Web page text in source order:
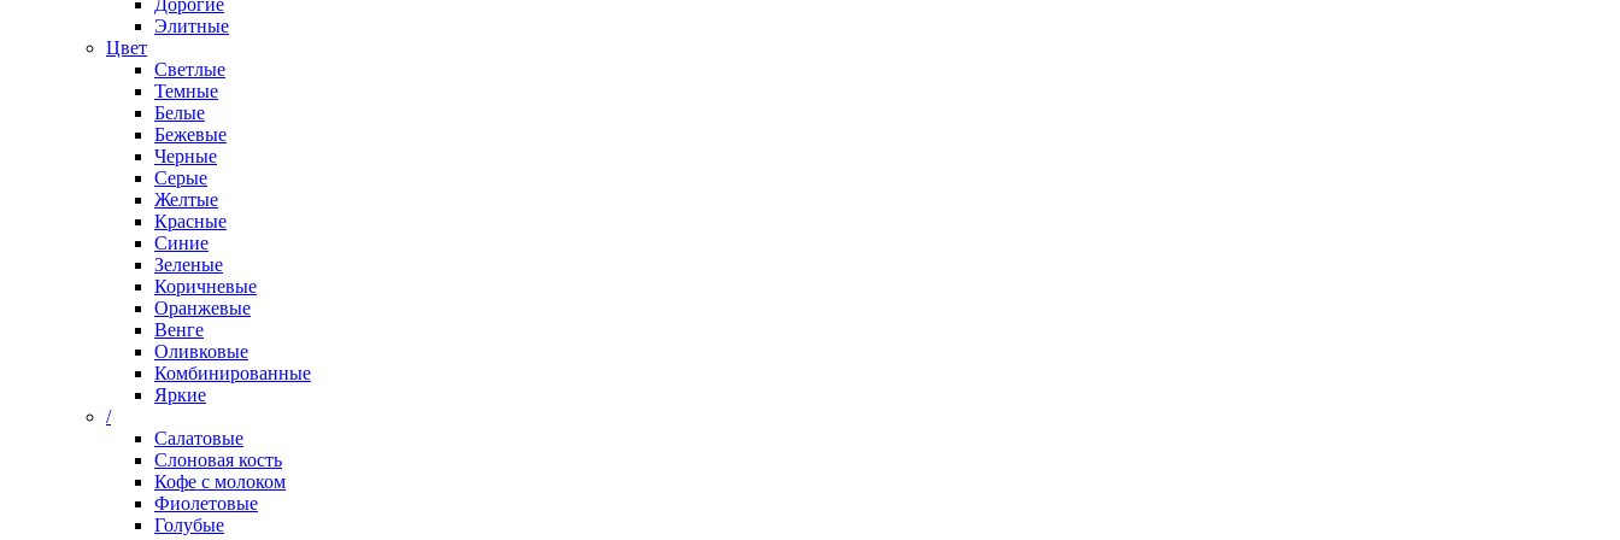
Дорогие
Элитные
Цвет
Светлые
Темные
Белые
Бежевые
Черные
Серые
Желтые
Красные
Синие
Зеленые
Коричневые
Оранжевые
Венге
Оливковые
Комбинированные
Яркие
/
Салатовые
Слоновая кость
Кофе с молоком
Фиолетовые
Голубые